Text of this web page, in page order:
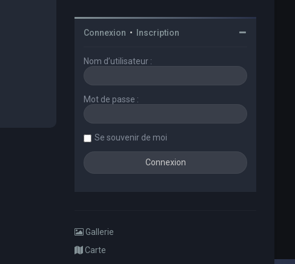
Connexion • Inscription
Nom d’utilisateur :
Mot de passe :
Se souvenir de moi
Gallerie
Carte